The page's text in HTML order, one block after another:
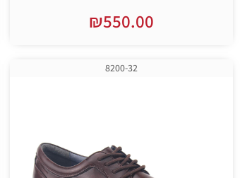
₪550.00
8200-32